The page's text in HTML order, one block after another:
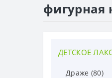
фигурная
ДЕТСКОЕ
Драже (80)